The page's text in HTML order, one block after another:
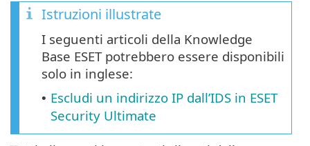
Istruzioni illustrate
I seguenti articoli della Knowledge
Base ESET potrebbero essere disponibili
solo in inglese:
• Escludi un indirizzo IP dall’IDS in ESET
Security Ultimate